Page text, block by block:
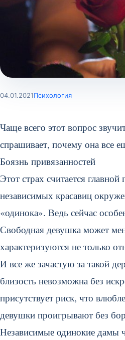
04.01.2021Психология
Чаще всего этот вопрос
спрашивает, почему она все
Боязнь привязанностей
Этот страх считается
независимых красавиц
«одинока». Ведь сейчас
Свободная девушка может
характеризуются не только
И все же зачастую за такой
близость невозможна без
присутствует риск, что
девушки проигрывают без
Независимые одинокие дамы